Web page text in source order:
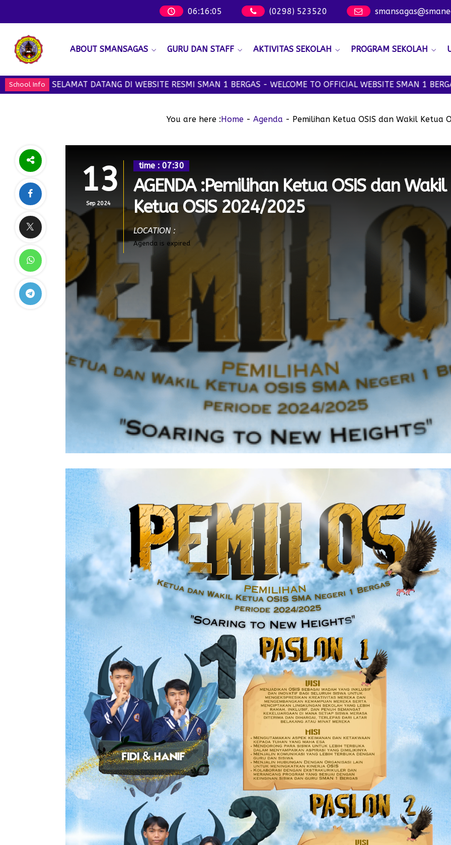
06:16:06 (0298) 523520
ABOUT SMANSAGAS GURU DAN STAFF AKTIVITAS SEKOLAH PROGRAM SEKOLAH
School Info
SELAMAT DATANG DI WEBSITE RESMI SMAN 1 BERGAS - WELCOME TO OFFICIAL WEBSITE SMAN 1 BERGAS -
You are here :Home - Agenda - Pemilihan Ketua OSIS dan Wakil Ketua
13
Sep 2024
time : 07:30
AGENDA :Pemilihan Ketua OSIS dan Wakil
Ketua OSIS 2024/2025
LOCATION :
Agenda is expired